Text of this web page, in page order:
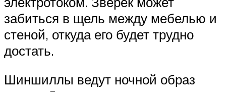
забиться в щель между мебелью и
стеной, откуда его будет трудно
достать.
Шиншиллы ведут ночной образ